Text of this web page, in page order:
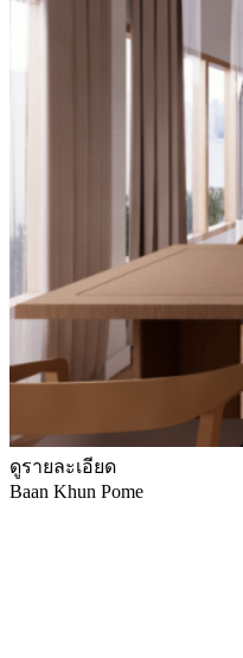
ดูรายละเอียด
Baan Khun Pome